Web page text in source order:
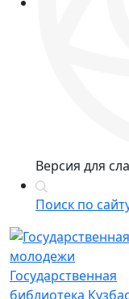
Версия для
Поиск по
Государственная
библиотека